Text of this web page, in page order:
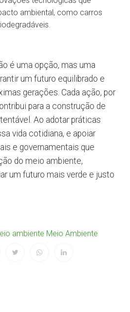
ambiental, como carros
é uma opção, mas uma
um futuro equilibrado e
gerações. Cada ação, por
para a construção de
Ao adotar práticas
vida cotidiana, e apoiar
e governamentais que
do meio ambiente,
um futuro mais verde e justo
ambiente Meio Ambiente